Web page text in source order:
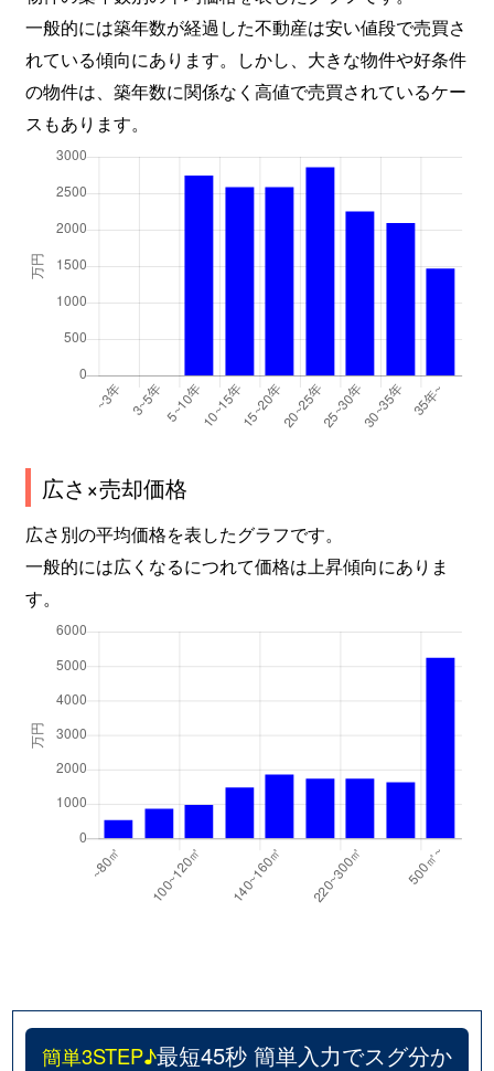
一般的には築年数が経過した不動産は安い値段で売買さ
れている傾向にあります。しかし、大きな物件や好条件
の物件は、築年数に関係なく高値で売買されているケー
スもあります。
広さ×売却価格
広さ別の平均価格を表したグラフです。
一般的には広くなるにつれて価格は上昇傾向にありま
す。
簡単3STEP♪最短45秒 簡単入力でスグ分か